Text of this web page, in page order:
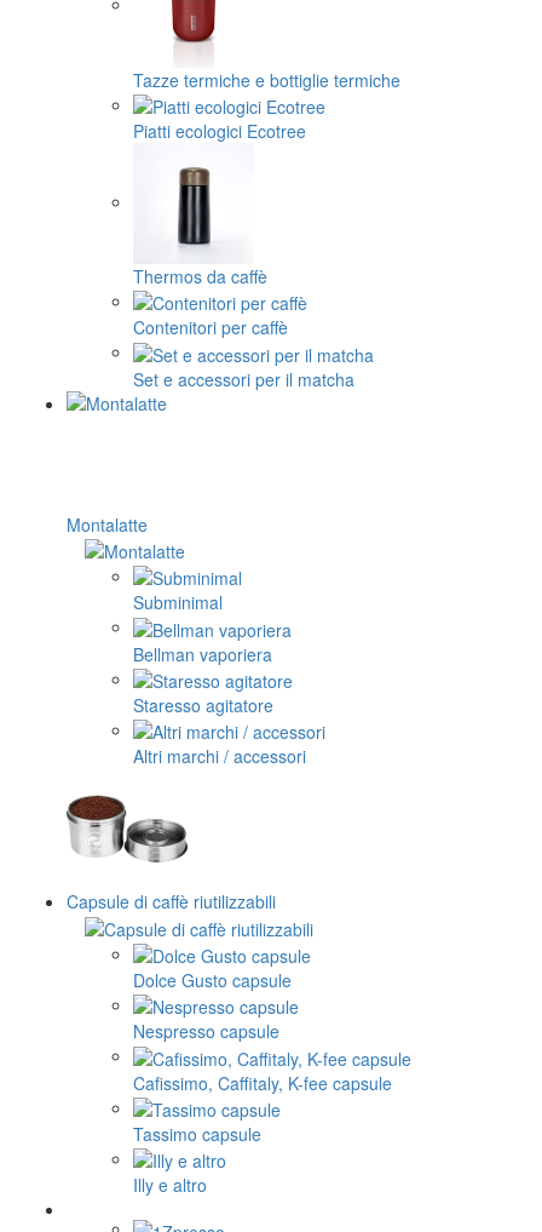
Tazze termiche e bottiglie termiche
Piatti ecologici Ecotree
Thermos da caffè
Contenitori per caffè
Set e accessori per il matcha
Montalatte
Subminimal
Bellman vaporiera
Staresso agitatore
Altri marchi / accessori
Capsule di caffè riutilizzabili
Dolce Gusto capsule
Nespresso capsule
Cafissimo, Caffitaly, K-fee capsule
Tassimo capsule
Illy e altro